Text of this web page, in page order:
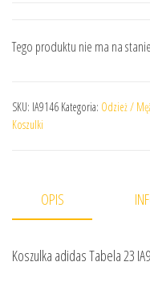
Tego produktu nie ma na
SKU: IA9146 Kategoria: Odzież /
Koszulki
OPIS
Koszulka adidas Tabela 23